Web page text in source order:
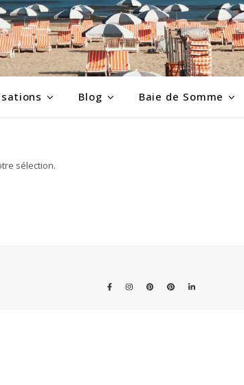
Blog Baie de Somme
sélection.